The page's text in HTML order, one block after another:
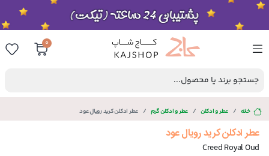
0
جستجو برند یا محصول...
خانه عطر و ادکلن عطر و ادکلن گرم عطر ادکلن کرید رویال عود
عطر ادکلن کرید رویال عود
Creed Royal Oud